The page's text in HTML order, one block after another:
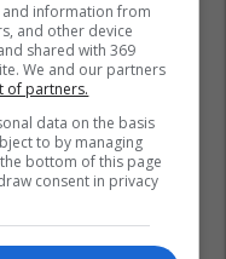
information from
and other device
shared with 369
We and our partners
of partners.
data on the basis
to by managing
bottom of this page
consent in privacy